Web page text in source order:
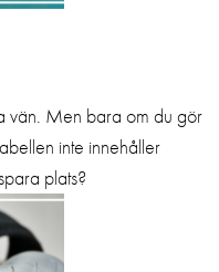
vän. Men bara om du gör
inte innehåller
plats?